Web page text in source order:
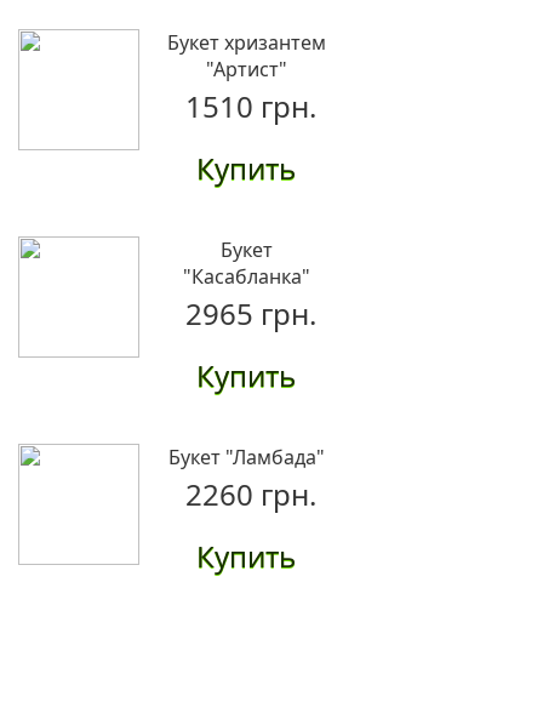
Букет хризантем
"Артист"
1510 грн.
Купить
Букет
"Касабланка"
2965 грн.
Купить
Букет "Ламбада"
2260 грн.
Купить